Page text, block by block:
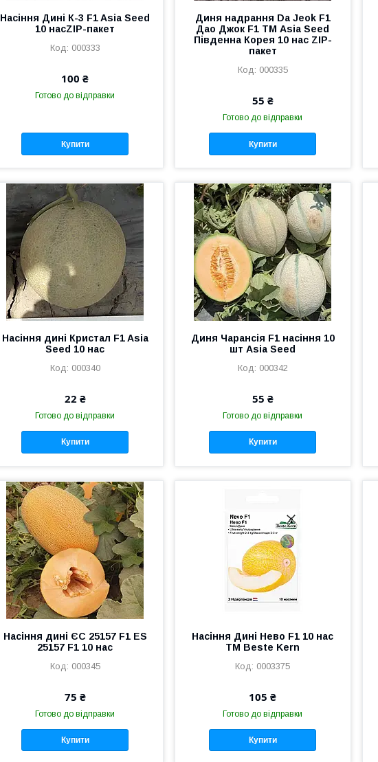
Насіння Дині К-3 F1 Asia Seed
10 насZIP-пакет
000333
100 ₴
Готово до відправки
Купити
Диня надрання Da Jeok F1
Дао Джок F1 ТМ Asia Seed
Південна Корея 10 нас ZIP-
пакет
000335
55 ₴
Готово до відправки
Купити
Насіння дині Кристал F1 Asia
Seed 10 нас
000340
22 ₴
Готово до відправки
Купити
Диня Чарансія F1 насіння 10
шт Asia Seed
000342
55 ₴
Готово до відправки
Купити
Насіння дині ЄС 25157 F1 ES
25157 F1 10 нас
000345
75 ₴
Готово до відправки
Купити
Насіння Дині Нево F1 10 нас
ТМ Bestе Kern
0003375
105 ₴
Готово до відправки
Купити